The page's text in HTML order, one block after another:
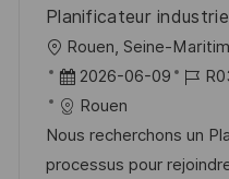
u
n
g
e
r
ö
f
f
Planificateur
O
r
t
Rouen, Seine-
D
a
t
u
2026-06-09
J
b
-
Rouen
Nous recherchons un
processus pour